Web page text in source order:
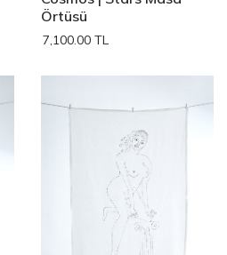
Örtüsü
7,100.00 TL